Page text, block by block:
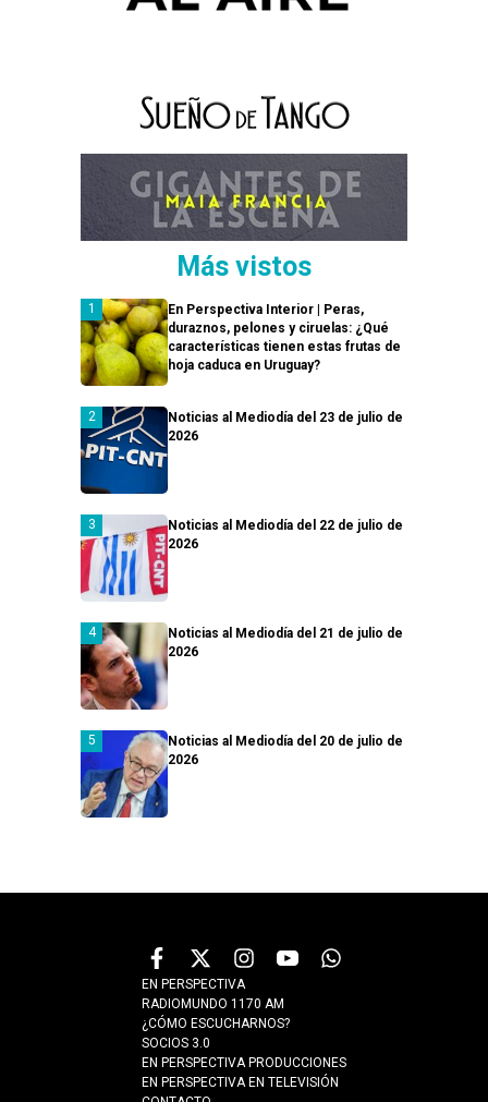
Más vistos
En Perspectiva Interior | Peras,
duraznos, pelones y ciruelas: ¿Qué
características tienen estas frutas de
hoja caduca en Uruguay?
Noticias al Mediodía del 23 de julio de
2026
Noticias al Mediodía del 22 de julio de
2026
Noticias al Mediodía del 21 de julio de
2026
Noticias al Mediodía del 20 de julio de
2026
EN PERSPECTIVA
RADIOMUNDO 1170 AM
¿CÓMO ESCUCHARNOS?
SOCIOS 3.0
EN PERSPECTIVA PRODUCCIONES
EN PERSPECTIVA EN TELEVISIÓN